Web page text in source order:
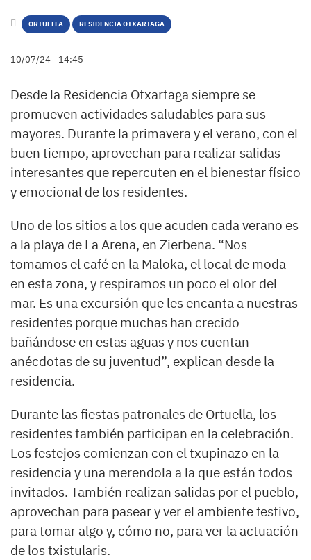
ORTUELLA RESIDENCIA OTXARTAGA
10/07/24 - 14:45
Desde la Residencia Otxartaga siempre se
promueven actividades saludables para sus
mayores. Durante la primavera y el verano, con el
buen tiempo, aprovechan para realizar salidas
interesantes que repercuten en el bienestar físico
y emocional de los residentes.
Uno de los sitios a los que acuden cada verano es
a la playa de La Arena, en Zierbena. “Nos
tomamos el café en la Maloka, el local de moda
en esta zona, y respiramos un poco el olor del
mar. Es una excursión que les encanta a nuestras
residentes porque muchas han crecido
bañándose en estas aguas y nos cuentan
anécdotas de su juventud”, explican desde la
residencia.
Durante las fiestas patronales de Ortuella, los
residentes también participan en la celebración.
Los festejos comienzan con el txupinazo en la
residencia y una merendola a la que están todos
invitados. También realizan salidas por el pueblo,
aprovechan para pasear y ver el ambiente festivo,
para tomar algo y, cómo no, para ver la actuación
de los txistularis.